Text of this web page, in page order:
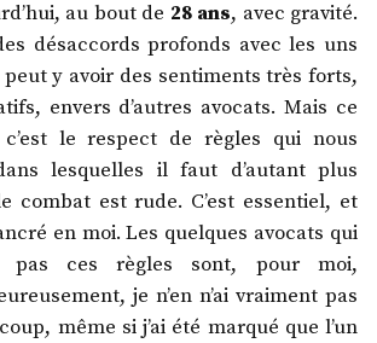
au bout de 28 ans, avec gravité.
désaccords profonds avec les uns
y avoir des sentiments très forts,
envers d’autres avocats. Mais ce
le respect de règles qui nous
lesquelles il faut d’autant plus
combat est rude. C’est essentiel, et
en moi. Les quelques avocats qui
pas ces règles sont, pour moi,
je n’en n’ai vraiment pas
même si j’ai été marqué que l’un